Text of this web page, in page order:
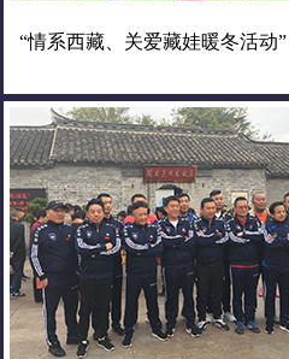
“情系西藏、关爱藏娃暖冬活动”